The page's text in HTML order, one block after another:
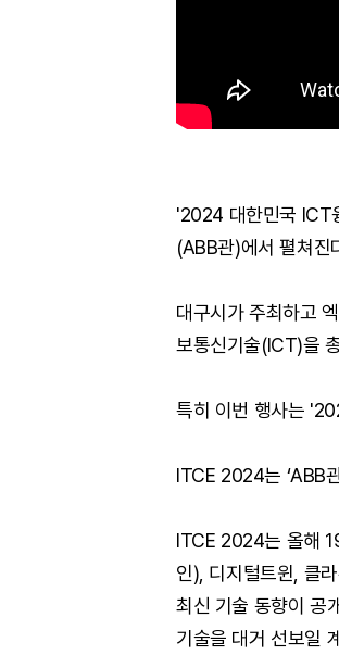
'2024 대한민국 ICT
(ABB관)에서 펼쳐진
대구시가 주최하고
보통신기술(ICT)을
특히 이번 행사는
ITCE 2024는 ‘ABB
ITCE 2024는 올해
인), 디지털트윈, 클
최신 기술 동향이 공
기술을 대거 선보일